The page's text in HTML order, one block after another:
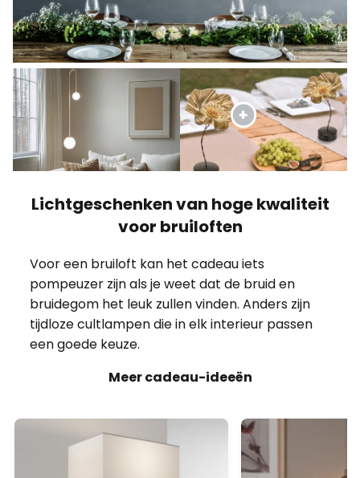
Lichtgeschenken van hoge kwaliteit
voor bruiloften
Voor een bruiloft kan het cadeau iets
bruidegom het leuk zullen vinden. Anders zijn
tijdloze cultlampen die in elk interieur passen
Meer cadeau-ideeën